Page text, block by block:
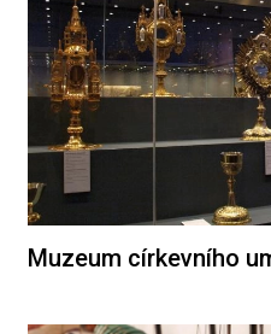
Muzeum církevního